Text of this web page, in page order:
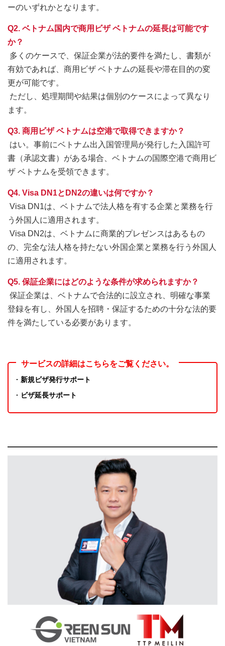
ーのいずれかとなります。
Q2. ベトナム国内で商用ビザ ベトナムの延長は可能です
か？
多くのケースで、保証企業が法的要件を満たし、書類が
有効であれば、商用ビザ ベトナムの延長や滞在目的の変
更が可能です。
ただし、処理期間や結果は個別のケースによって異なり
ます。
Q3. 商用ビザ ベトナムは空港で取得できますか？
はい。事前にベトナム出入国管理局が発行した入国許可
書（承認文書）がある場合、ベトナムの国際空港で商用ビ
ザ ベトナムを受領できます。
Q4. Visa DN1とDN2の違いは何ですか？
Visa DN1は、ベトナムで法人格を有する企業と業務を行
う外国人に適用されます。
Visa DN2は、ベトナムに商業的プレゼンスはあるもの
の、完全な法人格を持たない外国企業と業務を行う外国人
に適用されます。
Q5. 保証企業にはどのような条件が求められますか？
保証企業は、ベトナムで合法的に設立され、明確な事業
登録を有し、外国人を招聘・保証するための十分な法的要
件を満たしている必要があります。
サービスの詳細はこちらをご覧ください。
· 新規ビザ発行サポート
· ビザ延長サポート